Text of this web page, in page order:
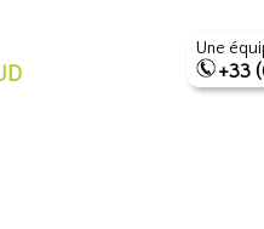
Une
+33